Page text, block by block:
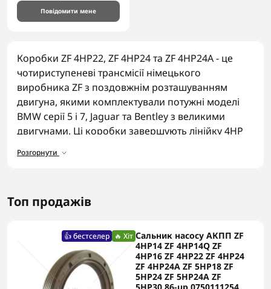
Повідомити мене
Коробки ZF 4HP22, ZF 4HP24 та ZF 4HP24A - це
чотириступеневі трансмісії німецького
виробника ZF з поздовжнім розташуванням
двигуна, якими комплектували потужні моделі
BMW серії 5 і 7, Jaguar та Bentley з великими
двигунами. Ці коробки завершують лінійку 4HP
максимальний крутний момент серед
Деталі для коробок ZF 4HP22, ZF
У каталозі представлені комплектуючі для
ремонту цих трансмісій:
Фрикційні пакети та сталеві дискидля
Розгорнути
Топ продажів
👍 бестселер 🔥 Хіт Сальник насосу АКПП ZF
4HP14 ZF 4HP14Q ZF
4HP16 ZF 4HP22 ZF 4HP24
ZF 4HP24A ZF 5HP18 ZF
5HP24 ZF 5HP24A ZF
5HP30 86-up 0750111254